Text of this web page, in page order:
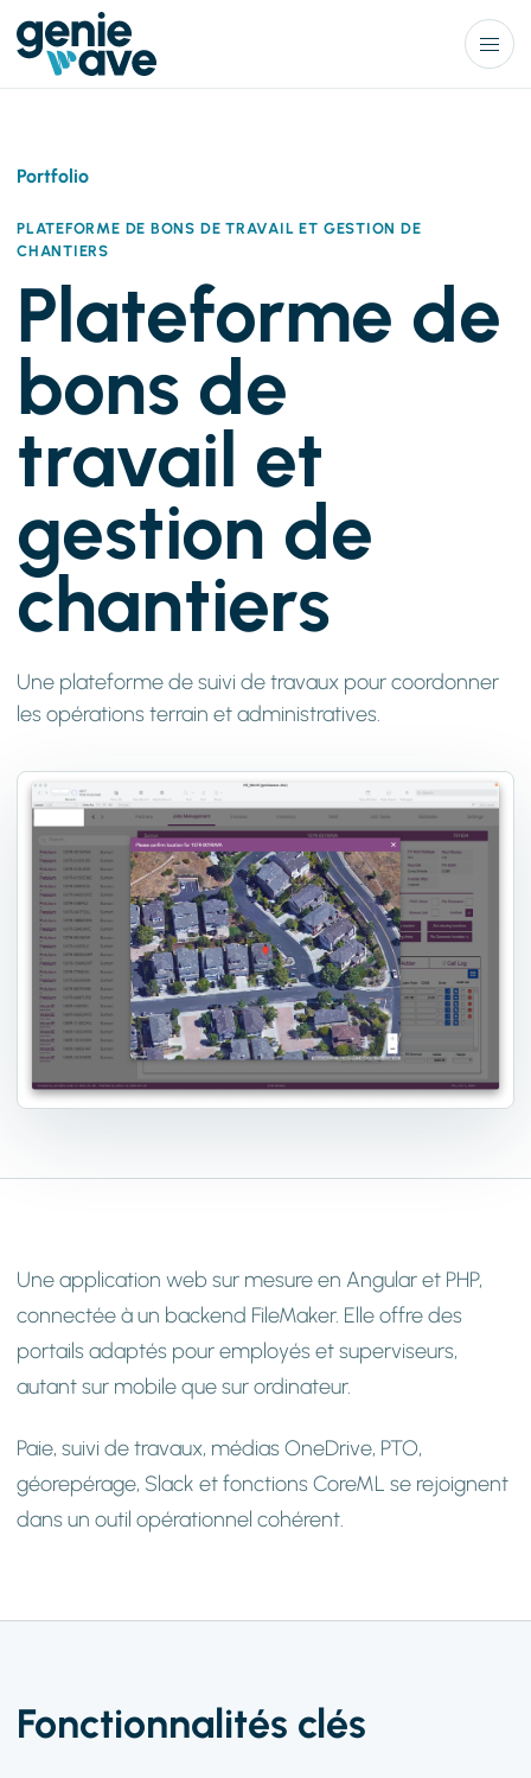
Menu
Portfolio
PLATEFORME DE BONS DE TRAVAIL ET GESTION DE
CHANTIERS
Plateforme de
bons de
travail et
gestion de
chantiers
Une plateforme de suivi de travaux pour coordonner
les opérations terrain et administratives.
Une application web sur mesure en Angular et PHP,
connectée à un backend FileMaker. Elle offre des
portails adaptés pour employés et superviseurs,
autant sur mobile que sur ordinateur.
Paie, suivi de travaux, médias OneDrive, PTO,
géorepérage, Slack et fonctions CoreML se rejoignent
dans un outil opérationnel cohérent.
Fonctionnalités clés